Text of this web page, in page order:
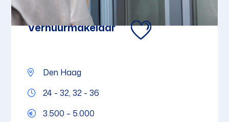
Verhuurmakelaar
Den Haag
24 - 32, 32 - 36
3.500 – 5.000